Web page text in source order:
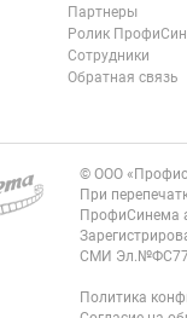
Партнеры
Ролик
Сотрудники
Обратная связь
© ООО
При
ПрофиСинема
СМИ Эл.№ФС77-
Политика